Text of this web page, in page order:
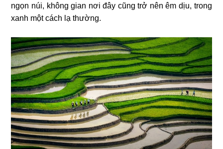
ngọn núi, không gian nơi đây cũng trở nên êm dịu, trong
xanh một cách lạ thường.